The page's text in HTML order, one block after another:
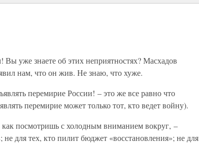
уже знаете об этих неприятностях? Масхадов
нам, что он жив. Не знаю, что хуже.
перемирие России! – это же все равно что
перемирие может только тот, кто ведет войну).
посмотришь с холодным вниманием вокруг, –
для тех, кто пилит бюджет «восстановления»; не для